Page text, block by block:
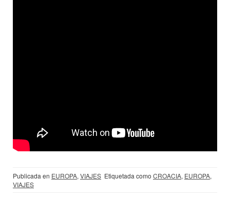
Publicada en EUROPA, VIAJES Etiquetada como CROACIA, EUROPA,
VIAJES